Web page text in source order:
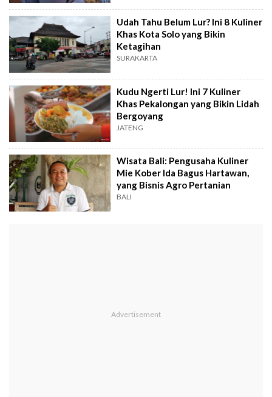
Udah Tahu Belum Lur? Ini 8 Kuliner
Khas Kota Solo yang Bikin
Ketagihan
SURAKARTA
Kudu Ngerti Lur! Ini 7 Kuliner
Khas Pekalongan yang Bikin Lidah
Bergoyang
JATENG
Wisata Bali: Pengusaha Kuliner
Mie Kober Ida Bagus Hartawan,
yang Bisnis Agro Pertanian
BALI